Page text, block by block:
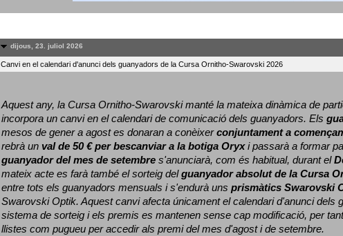
dijous, 23. juliol 2026
Canvi en el calendari d'anunci dels guanyadors de la Cursa Ornitho-Swarovski 2026
Aquest any, la Cursa Ornitho-Swarovski manté la mateixa dinàmica de
incorpora un canvi en el calendari de comunicació dels guanyadors. Els
mesos de gener a agost es donaran a conèixer conjuntament a
rebrà un val de 50 € per bescanviar a la botiga Oryx i passarà a formar
guanyador del mes de setembre s'anunciarà, com és habitual, durant el
mateix acte es farà també el sorteig del guanyador absolut de la Cursa
entre tots els guanyadors mensuals i s'endurà uns prismàtics Swarovski
Swarovski Optik. Aquest canvi afecta únicament el calendari d'anunci dels
sistema de sorteig i els premis es mantenen sense cap modificació, per
llistes com pugueu per accedir als premi del mes d'agost i de setembre.